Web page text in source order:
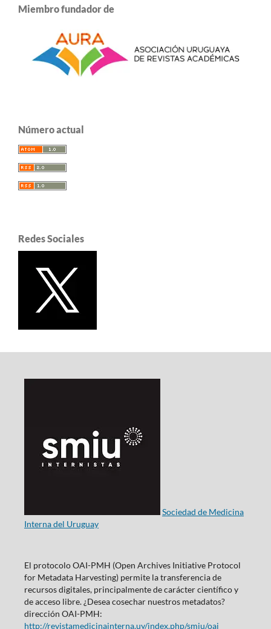
Miembro fundador de
Número actual
Redes Sociales
Sociedad de Medicina
Interna del Uruguay
El protocolo OAI-PMH (Open Archives Initiative Protocol
for Metadata Harvesting) permite la transferencia de
recursos digitales, principalmente de carácter científico y
de acceso libre. ¿Desea cosechar nuestros metadatos?
dirección OAI-PMH:
http://revistamedicinainterna.uy/index.php/smiu/oai